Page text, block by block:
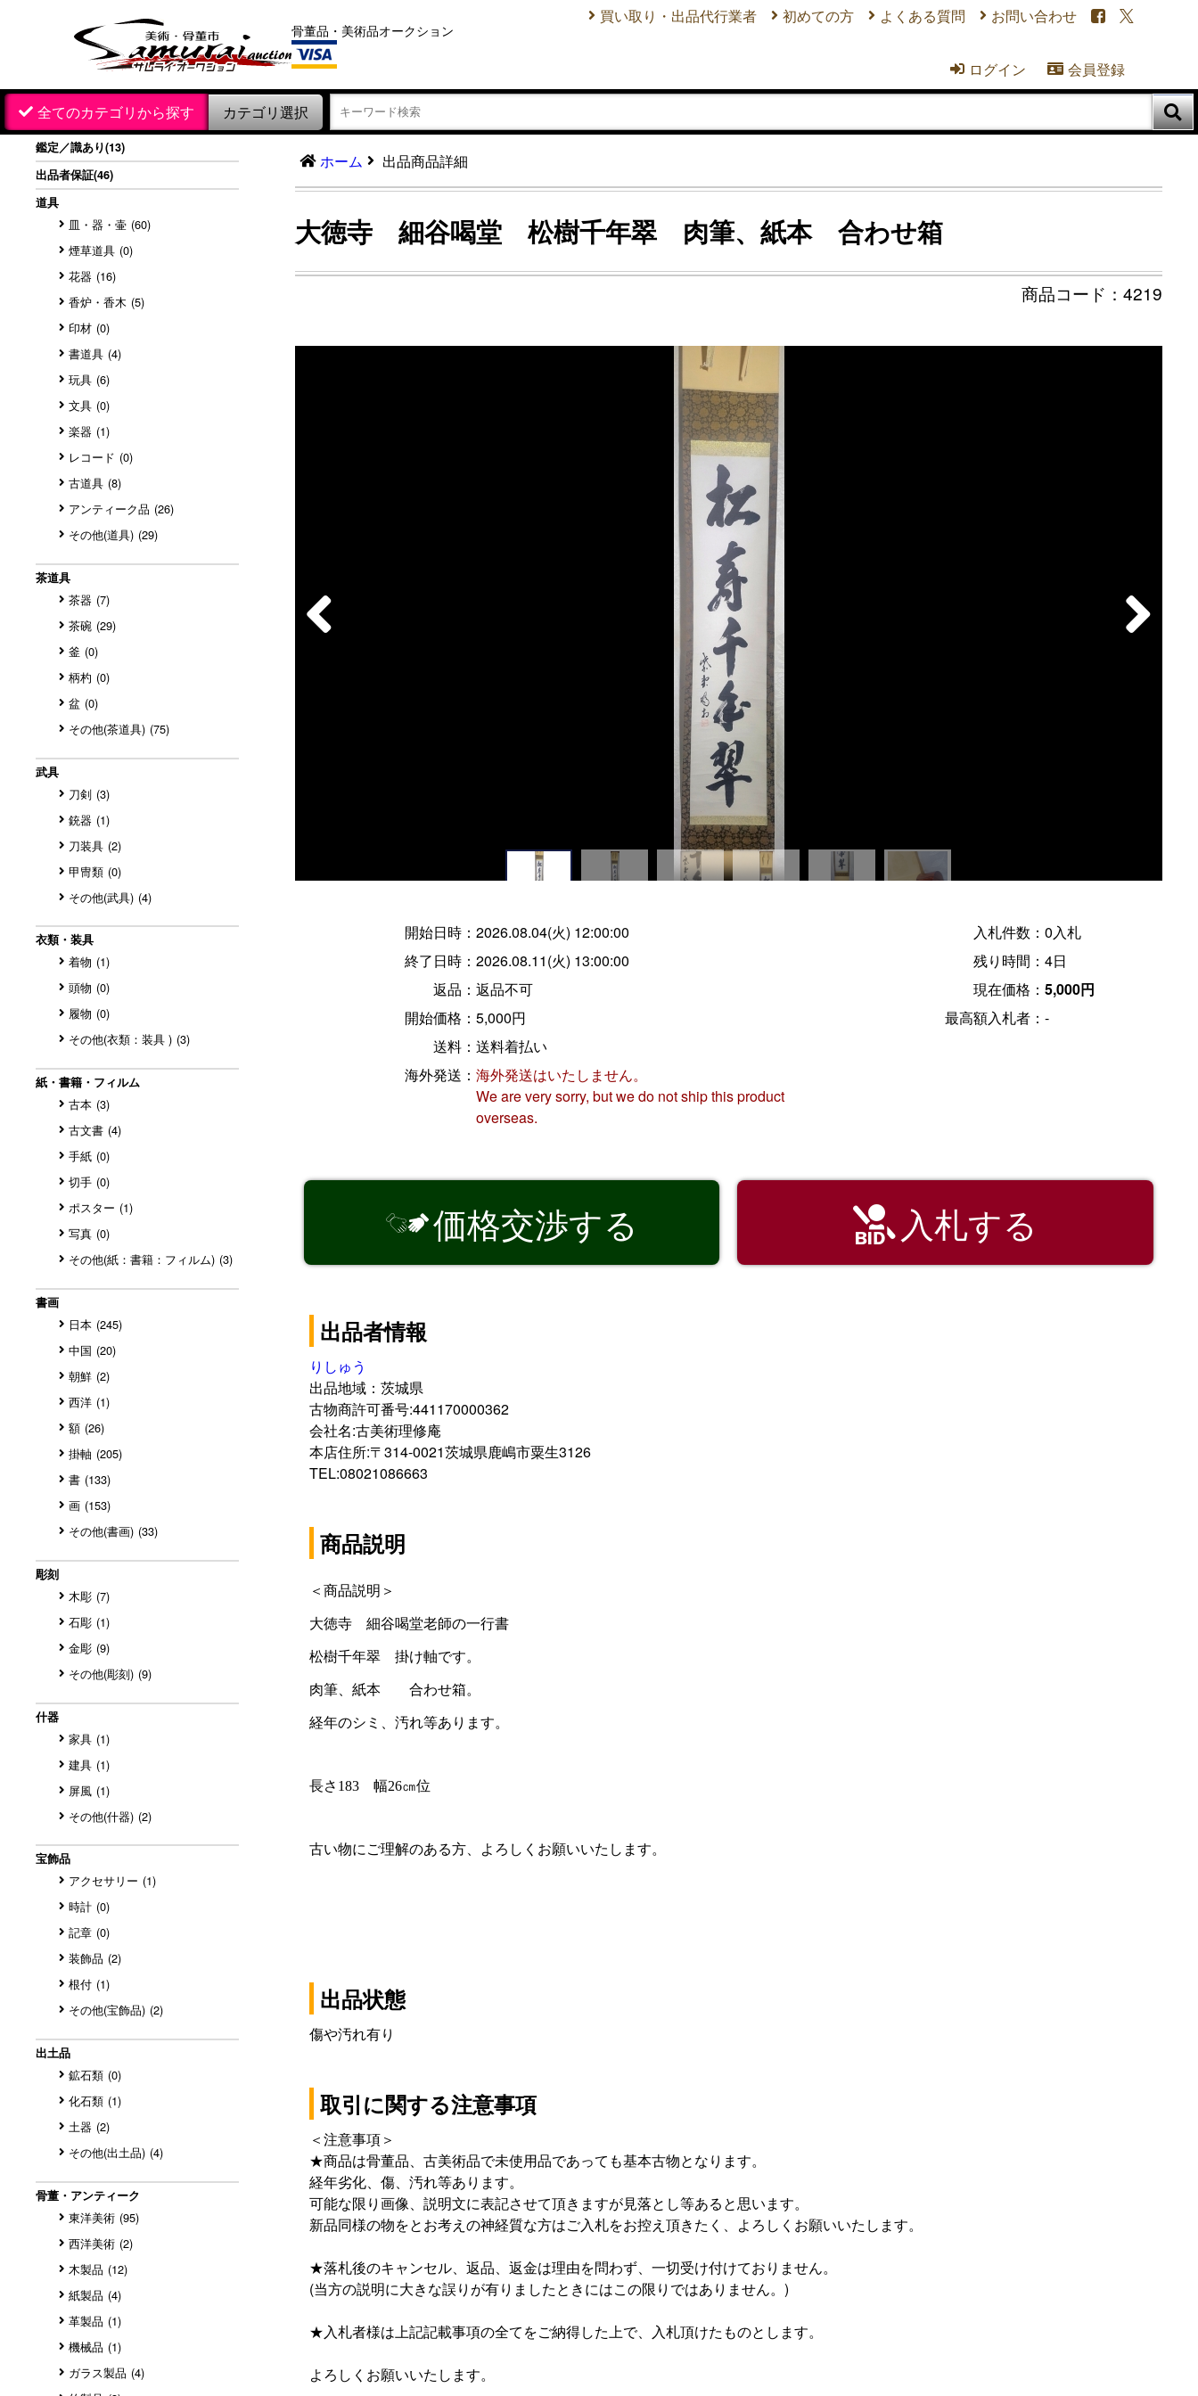
骨董品・美術品オークション
 ログイン  会員登録
買い取り・出品代行業者 初めての方 よくある質問 お問い合わせ  
全てのカテゴリから探す カテゴリ選択 
鑑定／識あり(13)
出品者保証(46)
道具
皿・器・壷 (60)
煙草道具 (0)
花器 (16)
香炉・香木 (5)
印材 (0)
書道具 (4)
玩具 (6)
文具 (0)
楽器 (1)
レコード (0)
古道具 (8)
アンティーク品 (26)
その他(道具) (29)
茶道具
茶器 (7)
茶碗 (29)
釜 (0)
柄杓 (0)
盆 (0)
その他(茶道具) (75)
武具
刀剣 (3)
銃器 (1)
刀装具 (2)
甲冑類 (0)
その他(武具) (4)
衣類・装具
着物 (1)
頭物 (0)
履物 (0)
その他(衣類：装具 ) (3)
紙・書籍・フィルム
古本 (3)
古文書 (4)
手紙 (0)
切手 (0)
ポスター (1)
写真 (0)
その他(紙：書籍：フィルム) (3)
書画
日本 (245)
中国 (20)
朝鮮 (2)
西洋 (1)
額 (26)
掛軸 (205)
書 (133)
画 (153)
その他(書画) (33)
彫刻
木彫 (7)
石彫 (1)
金彫 (9)
その他(彫刻) (9)
什器
家具 (1)
建具 (1)
屏風 (1)
その他(什器) (2)
宝飾品
アクセサリー (1)
時計 (0)
記章 (0)
装飾品 (2)
根付 (1)
その他(宝飾品) (2)
出土品
鉱石類 (0)
化石類 (1)
土器 (2)
その他(出土品) (4)
骨董・アンティーク
東洋美術 (95)
西洋美術 (2)
木製品 (12)
紙製品 (4)
革製品 (1)
機械品 (1)
ガラス製品 (4)
ホーム 出品商品詳細
大徳寺 細谷喝堂 松樹千年翠 肉筆、紙本 合わせ箱
4219
開始日時：2026.08.04(火) 12:00:00
終了日時：2026.08.11(火) 13:00:00
返品：返品不可
開始価格：5,000円
送料：送料着払い
海外発送：海外発送はいたしません。
We are very sorry, but we do not ship this product
overseas.
入札件数：0入札
残り時間：4日
現在価格：5,000円
最高額入札者：-
価格交渉する  入札する
出品者情報
りしゅう
出品地域：茨城県
古物商許可番号:441170000362
会社名:古美術理修庵
本店住所:〒314-0021茨城県鹿嶋市粟生3126
TEL:08021086663
商品説明
出品状態
傷や汚れ有り
取引に関する注意事項
＜注意事項＞
★商品は骨董品、古美術品で未使用品であっても基本古物となります。
経年劣化、傷、汚れ等あります。
可能な限り画像、説明文に表記させて頂きますが見落とし等あると思います。
新品同様の物をとお考えの神経質な方はご入札をお控え頂きたく、よろしくお願いいたします。
★落札後のキャンセル、返品、返金は理由を問わず、一切受け付けておりません。
(当方の説明に大きな誤りが有りましたときにはこの限りではありません。)
★入札者様は上記記載事項の全てをご納得した上で、入札頂けたものとします。
よろしくお願いいたします。